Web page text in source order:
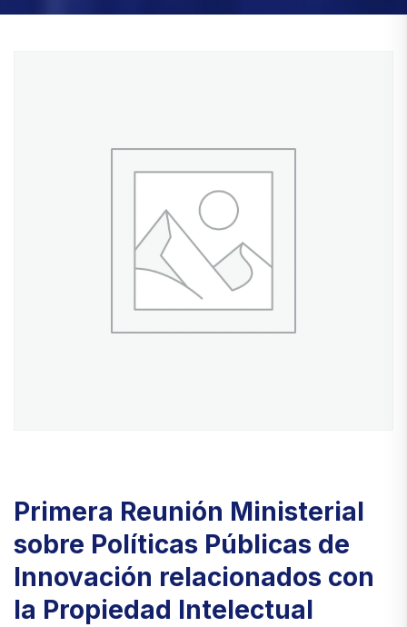
Primera Reunión Ministerial
sobre Políticas Públicas de
Innovación relacionados con
la Propiedad Intelectual